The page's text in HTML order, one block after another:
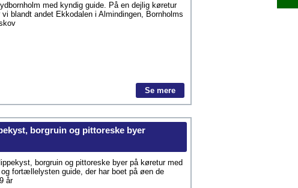
med kyndig guide. På en dejlig køretur
vi blandt andet Ekkodalen i Almindingen, Bornholms
Se mere
borgruin og pittoreske byer
borgruin og pittoreske byer på køretur med
fortællelysten guide, der har boet på øen de
år